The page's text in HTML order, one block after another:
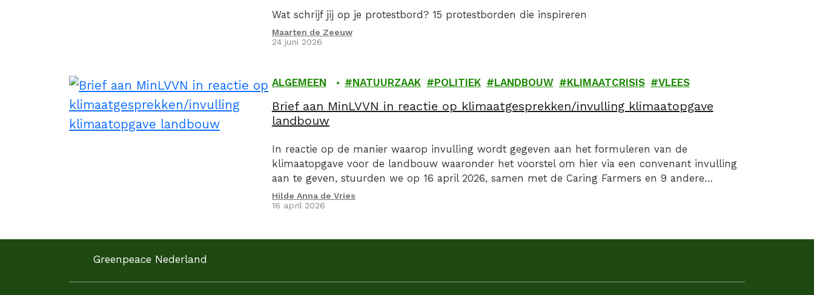
Wat schrijf jij op je protestbord? 15 protestborden die inspireren
Maarten de Zeeuw
24 juni 2026
ALGEMEEN NATUURZAAK POLITIEK LANDBOUW KLIMAATCRISIS VLEES
Brief aan MinLVVN in reactie op klimaatgesprekken/invulling klimaatopgave
landbouw
In reactie op de manier waarop invulling wordt gegeven aan het formuleren van de
klimaatopgave voor de landbouw waaronder het voorstel om hier via een convenant invulling
aan te geven, stuurden we op 16 april 2026, samen met de Caring Farmers en 9 andere
organsiaties een kritische brief aan de Minister van Landbouw, Visserij, Voedselzekerheid…
Hilde Anna de Vries
16 april 2026
Greenpeace Nederland